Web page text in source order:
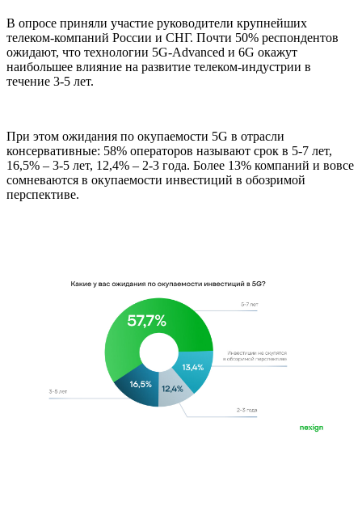
В опросе приняли участие руководители крупнейших
телеком-компаний России и СНГ. Почти 50% респондентов
ожидают, что технологии 5G-Advanced и 6G окажут
наибольшее влияние на развитие телеком-индустрии в
течение 3-5 лет.
При этом ожидания по окупаемости 5G в отрасли
консервативные: 58% операторов называют срок в 5-7 лет,
16,5% – 3-5 лет, 12,4% – 2-3 года. Более 13% компаний и вовсе
сомневаются в окупаемости инвестиций в обозримой
перспективе.